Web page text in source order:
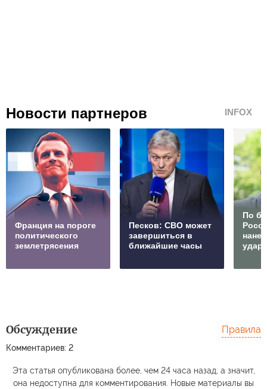
Новости партнеров INFOX
Франция на пороге
политического
землетрясения
Песков: СВО может
завершиться в
ближайшие часы
По
удар
Обсуждение
Комментариев: 2
Правила
Эта статья опубликована более, чем 24 часа назад, а значит,
она недоступна для комментирования. Новые материалы вы